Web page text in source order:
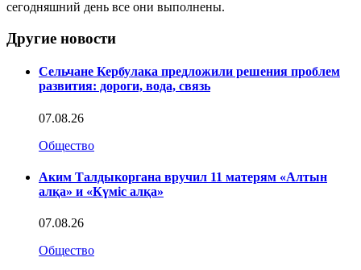
сегодняшний день все они выполнены.
Другие новости
Сельчане Кербулака предложили решения проблем
развития: дороги, вода, связь
07.08.26
Общество
Аким Талдыкоргана вручил 11 матерям «Алтын
алқа» и «Күміс алқа»
07.08.26
Общество